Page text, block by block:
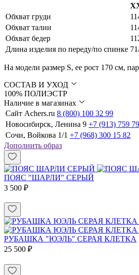
Обхват груди
Обхват талии
Обхват бедер
Длина изделия по переду/по спинке
На модели размер S, ее рост 170 см,
СОСТАВ И УХОД
100% ПОЛИЭСТР
Наличие в магазинах
Сайт Achers.ru 8 (800) 100 32 99
Новосибирск, Ленина 9 +7 (913) 759
Сочи, Войкова 1/1 +7 (968) 300 15 82
Дополнить образ
ПОЯС "ШАРЛИ" СЕРЫЙ
3 500 ₽
РУБАШКА "ЮЭЛЬ" СЕРАЯ КЛЕТКА
25 500 ₽